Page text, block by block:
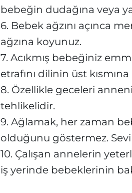
bebeğin dudağına veya
6. Bebek ağzını açınca
ağzına koyunuz.
7. Acıkmış bebeğiniz
etrafını dilinin üst
8. Özellikle geceleri
tehlikelidir.
9. Ağlamak, her zaman
olduğunu göstermez.
10. Çalışan annelerin
iş yerinde bebeklerinin